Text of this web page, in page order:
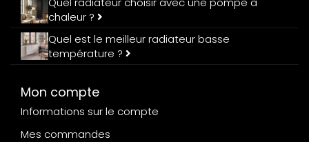
chaleur ?
Quel est le meilleur radiateur basse
température ?
Mon compte
Informations sur le compte
Mes commandes